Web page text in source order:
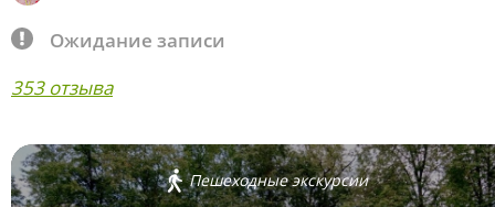
Ожидание записи
353 отзыва
Пешеходные экскурсии